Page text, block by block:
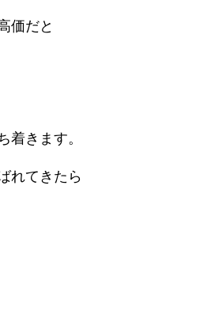
価だと
着きます。
れてきたら